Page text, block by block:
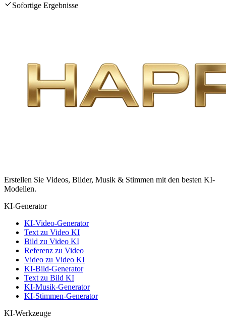
Sofortige Ergebnisse
Erstellen Sie Videos, Bilder, Musik & Stimmen mit den besten KI-
Modellen.
KI-Generator
KI-Video-Generator
Text zu Video KI
Bild zu Video KI
Referenz zu Video
Video zu Video KI
KI-Bild-Generator
Text zu Bild KI
KI-Musik-Generator
KI-Stimmen-Generator
KI-Werkzeuge